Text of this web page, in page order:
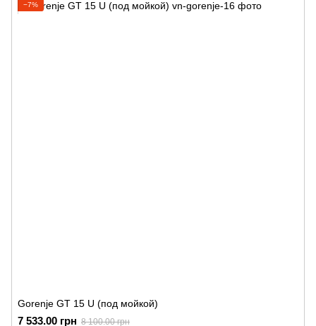
−7%
Gorenje GT 15 U (под мойкой)
7 533.00 грн 8 100.00 грн